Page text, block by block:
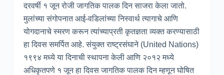
दरवर्षी १ जून रोजी जागतिक पालक दिन साजरा केला जातो.
मुलांच्या संगोपनात आई-वडिलांच्या निस्वार्थ त्यागाचे आणि
योगदानाचे स्मरण करून त्यांच्याप्रती कृतज्ञता व्यक्त करण्यासाठी
हा दिवस समर्पित आहे. संयुक्त राष्ट्रसंघाने (United Nations)
१९९४ मध्ये या दिनाची स्थापना केली आणि २०१२ मध्ये
अधिकृतपणे १ जून हा दिवस जागतिक पालक दिन म्हणून घोषित